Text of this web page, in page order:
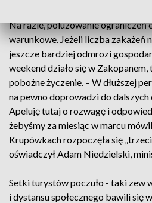
Na razie, poluzowanie ograniczeń
warunkowe. Jeżeli liczba zakażeń
jeszcze bardziej odmrozi
weekend działo się w
pobożne życzenie. – W dłuższej
na pewno doprowadzi do
Apeluję tutaj o rozwagę i
żebyśmy za miesiąc w marcu
Krupówkach rozpoczęła się
oświadczył Adam Niedzielski,
Setki turystów poczuło - taki zew
i dystansu społecznego bawili się